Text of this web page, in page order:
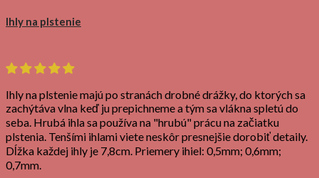
Ihly na plstenie
Ihly na plstenie majú po stranách drobné drážky, do ktorých sa
zachýtáva vlna keď ju prepichneme a tým sa vlákna spletú do
seba. Hrubá ihla sa používa na "hrubú" prácu na začiatku
plstenia. Tenšími ihlami viete neskôr presnejšie dorobiť detaily.
Dĺžka každej ihly je 7,8cm. Priemery ihiel: 0,5mm; 0,6mm;
0,7mm.